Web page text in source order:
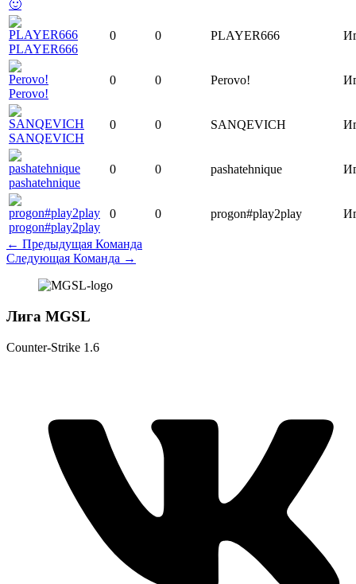
🙂
PLAYER666
0 0 PLAYER666
Perovo!
0 0 Perovo!
SANQEVICH
0 0 SANQEVICH
pashatehnique
0 0 pashatehnique
progon#play2play
0 0 progon#play2play
← Предыдущая Команда
Следующая Команда →
Лига MGSL
Counter-Strike 1.6